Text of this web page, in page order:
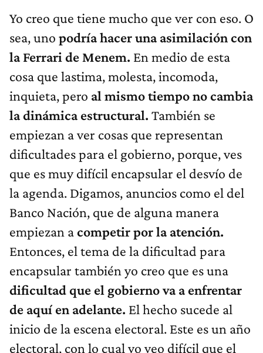
Yo creo que tiene mucho que ver con eso. O
sea, uno podría hacer una asimilación con
la Ferrari de Menem. En medio de esta
cosa que lastima, molesta, incomoda,
inquieta, pero al mismo tiempo no cambia
la dinámica estructural. También se
empiezan a ver cosas que representan
dificultades para el gobierno, porque, ves
que es muy difícil encapsular el desvío de
la agenda. Digamos, anuncios como el del
Banco Nación, que de alguna manera
empiezan acompetir por la atención.
Entonces, el tema de la dificultad para
encapsular también yo creo que es una
dificultad que el gobierno va a enfrentar
de aquí en adelante. El hecho sucede al
inicio de la escena electoral. Este es un año
electoral, con lo cual yo veo difícil que el